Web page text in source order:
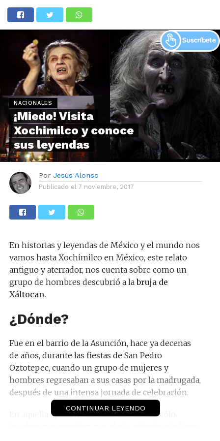
NACIONALES
¡Miedo! Visita
Xochimilco y conoce
sus leyendas
Por Jesús Alonso
Publicado el 7 noviembre, 2017
En historias y leyendas de México y el mundo nos
vamos hasta Xochimilco en México, este relato
antiguo y aterrador, nos cuenta sobre como un
grupo de hombres descubrió a labruja de
Xáltocan.
¿Dónde?
Fue en el barrio de la Asunción, hace ya decenas
de años, durante las fiestas de San Pedro
Oztotepec, cuando un grupo de mujeres y
hombres regresaban a sus casas por la madrugada,
después de una intensa jornada de celebración.
En aquella época no existían carreteras, sólo
CONTINUAR LEYENDO